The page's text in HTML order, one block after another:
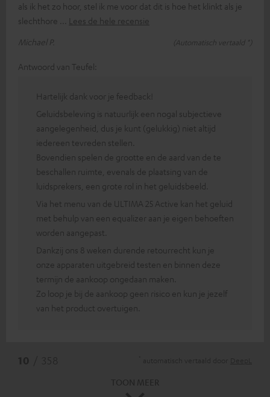
als ik het zo hoor, stel ik me voor dat dit is hoe het klinkt als je
slechthore
Lees de hele recensie
Michael P.
(Automatisch vertaald *)
Antwoord van Teufel:
Hartelijk dank voor je feedback!
Geluidsbeleving is natuurlijk een nogal subjectieve
aangelegenheid, dus je kunt (gelukkig) niet altijd
iedereen tevreden stellen.
Bovendien spelen de grootte en de aard van de te
beschallen ruimte, evenals de plaatsing van de
luidsprekers, een grote rol in het geluidsbeeld.
Via het menu van de ULTIMA 25 Active kan het geluid
met behulp van een equalizer aan je eigen behoeften
worden aangepast.
Dankzij ons 8 weken durende retourrecht kun je
onze apparaten uitgebreid testen en binnen deze
termijn de aankoop ongedaan maken.
Zo loop je bij de aankoop geen risico en kun je jezelf
van het product overtuigen.